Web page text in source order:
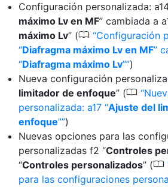
Configuración personalizada:
máximo Lv en MF” cambiada a
máximo Lv” (0 Configuración
“Diafragma máximo Lv en MF”
“Diafragma máximo Lv” )
Nueva configuración
limitador de enfoque” (0
personalizada: a17 “Ajuste del
enfoque” )
Nuevas opciones para las
personalizadas f2 “Controles
“Controles personalizados” (0
para las configuraciones